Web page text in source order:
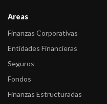
Areas
Finanzas Corporativas
Entidades Financieras
Seguros
Fondos
Finanzas Estructuradas